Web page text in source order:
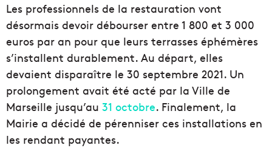
Les professionnels de la restauration vont
désormais devoir débourser entre 1 800 et 3 000
euros par an pour que leurs terrasses éphémères
s’installent durablement. Au départ, elles
devaient disparaître le 30 septembre 2021. Un
prolongement avait été acté par la Ville de
Marseille jusqu’au 31 octobre. Finalement, la
Mairie a décidé de pérenniser ces installations en
les rendant payantes.